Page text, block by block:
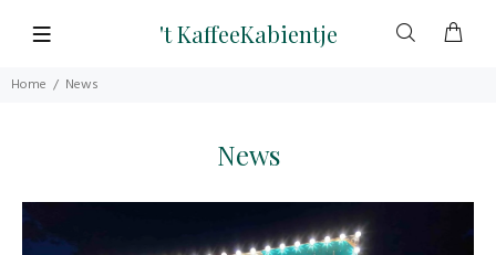
't KaffeeKabientje
Home News
News